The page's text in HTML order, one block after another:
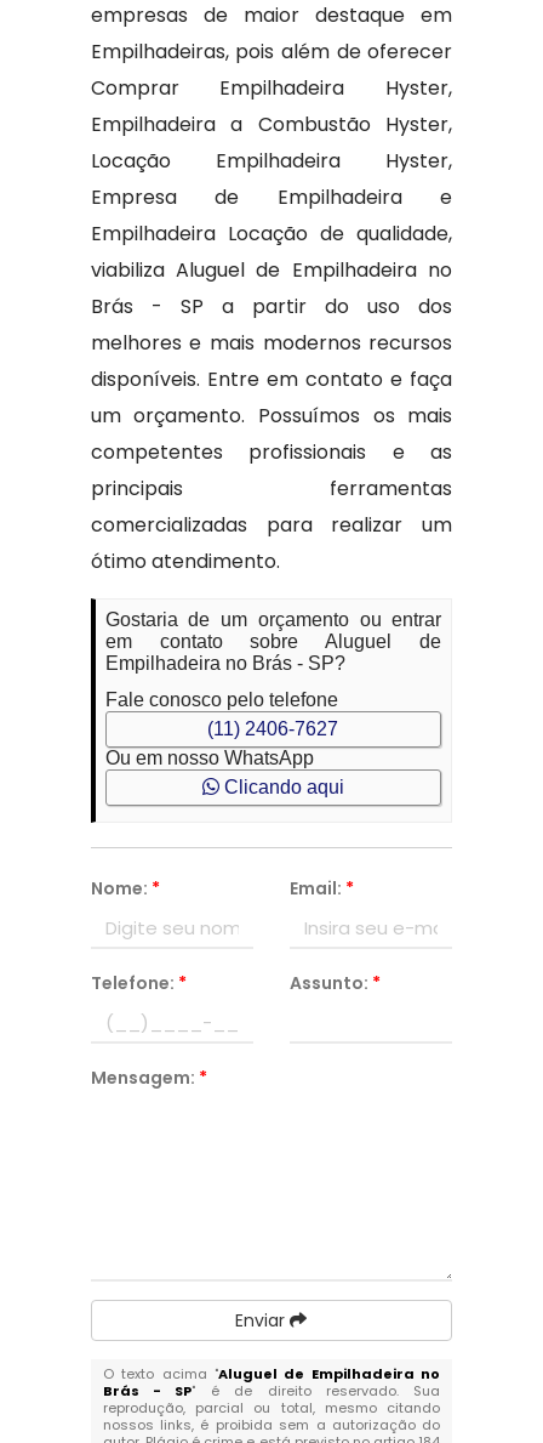
empresas de maior destaque em
Empilhadeiras, pois além de oferecer
Comprar Empilhadeira Hyster,
Empilhadeira a Combustão Hyster,
Locação Empilhadeira Hyster,
Empresa de Empilhadeira e
Empilhadeira Locação de qualidade,
viabiliza Aluguel de Empilhadeira no
Brás - SP a partir do uso dos
melhores e mais modernos recursos
disponíveis. Entre em contato e faça
um orçamento. Possuímos os mais
competentes profissionais e as
principais ferramentas
comercializadas para realizar um
ótimo atendimento.
Gostaria de um orçamento ou entrar
em contato sobre Aluguel de
Empilhadeira no Brás - SP?
Fale conosco pelo telefone
(11) 2406-7627
Ou em nosso WhatsApp
Clicando aqui
Nome: * Email: *
Telefone: * Assunto: *
Mensagem: *
Enviar
O texto acima "Aluguel de Empilhadeira no
Brás - SP" é de direito reservado. Sua
reprodução, parcial ou total, mesmo citando
nossos links, é proibida sem a autorização do